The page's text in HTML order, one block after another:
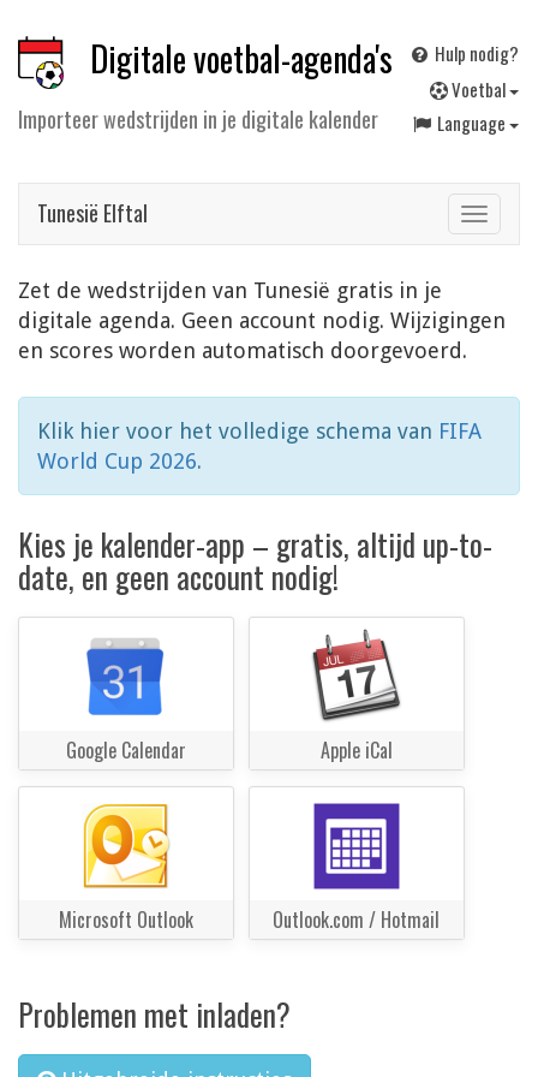
Digitale voetbal-agenda's
Importeer wedstrijden in je digitale kalender
Hulp nodig?
Voetbal
Language
Toggle
Tunesië Elftal
Zet de wedstrijden van Tunesië gratis in je
digitale agenda. Geen account nodig. Wijzigingen
en scores worden automatisch doorgevoerd.
Klik hier voor het volledige schema van FIFA
World Cup 2026.
Kies je kalender-app – gratis, altijd up-to-
date, en geen account nodig!
Google Calendar Apple iCal
Microsoft Outlook Outlook.com / Hotmail
Problemen met inladen?